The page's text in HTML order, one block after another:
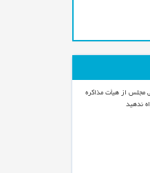
از هیأت مذاکره
ندهید